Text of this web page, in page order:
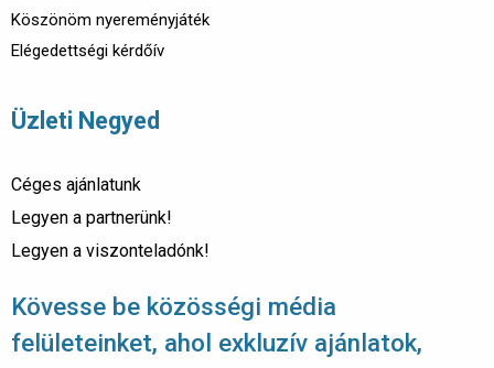
Köszönöm nyereményjáték
Elégedettségi kérdőív
Üzleti Negyed
Céges ajánlatunk
Legyen a partnerünk!
Legyen a viszonteladónk!
Kövesse be közösségi média
felületeinket, ahol exkluzív ajánlatok,